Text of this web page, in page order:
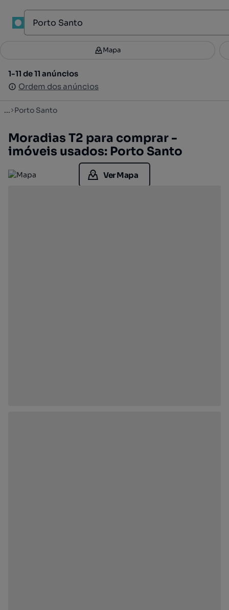
Filtros 4
1-11 de 11 anúncios
Ordem dos anúncios
Mapa
1-11 de 11 anúncios
Ordem dos anúncios
... Porto Santo
Moradias T2 para comprar -
imóveis usados: Porto Santo
Ver Mapa